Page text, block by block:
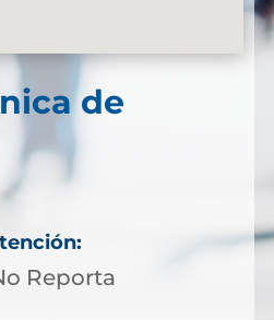
de
Reporta